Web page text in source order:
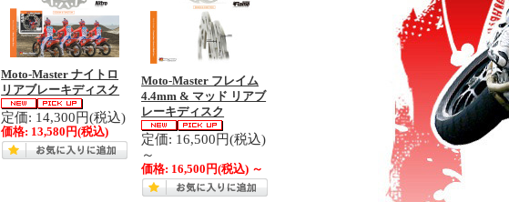
Moto-Master ナイトロ
リアブレーキディスク
定価: 14,300円(税込)
価格: 13,580円(税込)
Moto-Master フレイム
4.4mm & マッド リアブ
レーキディスク
定価: 16,500円(税込)
～
価格: 16,500円(税込) ～